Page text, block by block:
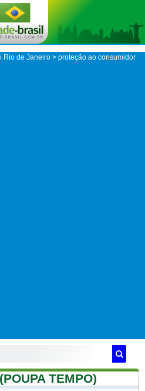
Rio de Janeiro > proteção ao consumidor
TEMPO)